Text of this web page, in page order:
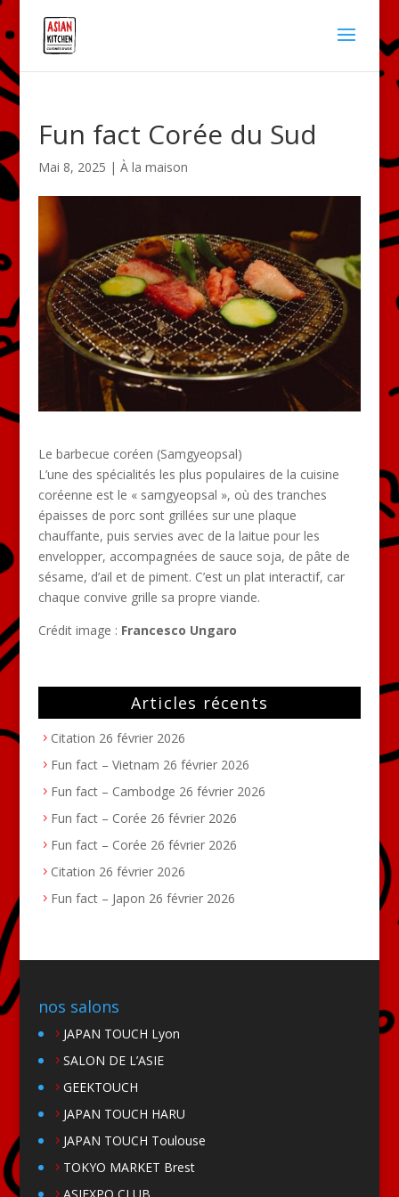
Fun fact Corée du Sud
Mai 8, 2025 | À la maison
Le barbecue coréen (Samgyeopsal)
L’une des spécialités les plus populaires de la cuisine
coréenne est le « samgyeopsal », où des tranches
épaisses de porc sont grillées sur une plaque
chauffante, puis servies avec de la laitue pour les
envelopper, accompagnées de sauce soja, de pâte de
sésame, d’ail et de piment. C’est un plat interactif, car
chaque convive grille sa propre viande.
Crédit image : Francesco Ungaro
Articles récents
Citation 26 février 2026
Fun fact – Vietnam 26 février 2026
Fun fact – Cambodge 26 février 2026
Fun fact – Corée 26 février 2026
Fun fact – Corée 26 février 2026
Citation 26 février 2026
Fun fact – Japon 26 février 2026
nos salons
JAPAN TOUCH Lyon
SALON DE L’ASIE
GEEKTOUCH
JAPAN TOUCH HARU
JAPAN TOUCH Toulouse
TOKYO MARKET Brest